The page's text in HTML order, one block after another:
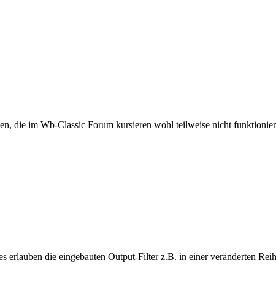
die im Wb-Classic Forum kursieren wohl teilweise nicht
erlauben die eingebauten Output-Filter z.B. in einer veränderten